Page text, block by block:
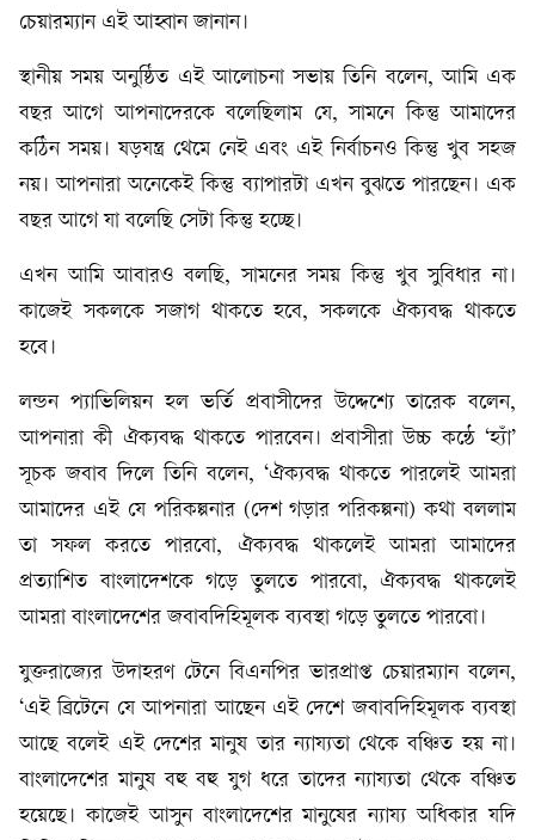
চেয়ারম্যান এই আহ্বান জানান।
স্থানীয় সময় অনুষ্ঠিত এই আলোচনা সভায় তিনি বলেন, আমি এক
বছর আগে আপনাদেরকে বলেছিলাম যে, সামনে কিন্তু আমাদের
কঠিন সময়। ষড়যন্ত্র থেমে নেই এবং এই নির্বাচনও কিন্তু খুব সহজ
নয়। আপনারা অনেকেই কিন্তু ব্যাপারটা এখন বুঝতে পারছেন। এক
বছর আগে যা বলেছি সেটা কিন্তু হচ্ছে।
এখন আমি আবারও বলছি, সামনের সময় কিন্তু খুব সুবিধার না।
কাজেই সকলকে সজাগ থাকতে হবে, সকলকে ঐক্যবদ্ধ থাকতে
হবে।
লন্ডন প্যাভিলিয়ন হল ভর্তি প্রবাসীদের উদ্দেশ্যে তারেক বলেন,
আপনারা কী ঐক্যবদ্ধ থাকতে পারবেন। প্রবাসীরা উচ্চ কন্ঠে ‘হ্যাঁ’
সূচক জবাব দিলে তিনি বলেন, ‘ঐক্যবদ্ধ থাকতে পারলেই আমরা
আমাদের এই যে পরিকল্পনার (দেশ গড়ার পরিকল্পনা) কথা বললাম
তা সফল করতে পারবো, ঐক্যবদ্ধ থাকলেই আমরা আমাদের
প্রত্যাশিত বাংলাদেশকে গড়ে তুলতে পারবো, ঐক্যবদ্ধ থাকলেই
আমরা বাংলাদেশের জবাবদিহিমূলক ব্যবস্থা গড়ে তুলতে পারবো।
যুক্তরাজ্যের উদাহরণ টেনে বিএনপির ভারপ্রাপ্ত চেয়ারম্যান বলেন,
‘এই ব্রিটেনে যে আপনারা আছেন এই দেশে জবাবদিহিমূলক ব্যবস্থা
আছে বলেই এই দেশের মানুষ তার ন্যায্যতা থেকে বঞ্চিত হয় না।
বাংলাদেশের মানুষ বহু বহু যুগ ধরে তাদের ন্যায্যতা থেকে বঞ্চিত
হয়েছে। কাজেই আসুন বাংলাদেশের মানুষের ন্যায্য অধিকার যদি